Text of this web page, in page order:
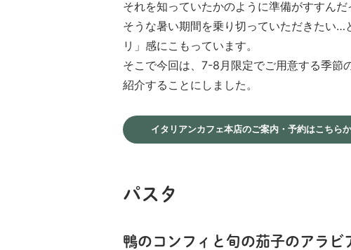
それを知っていたかのように準備がすすん
そうな暑い期間を乗り切っていただきたい…
リ」感にこもっています。
そこで今回は、7-8月限定でご用意する季節
紹介することにしました。
イタリアンカフェ本店のご案内・予約はこちら
パスタ
鴨のコンフィと旬の茄子のアラビ